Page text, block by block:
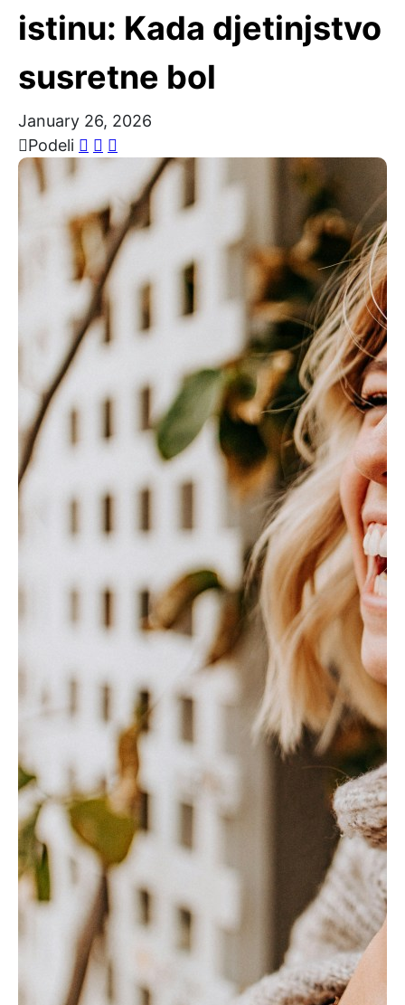
istinu: Kada djetinjstvo
susretne bol
January 26, 2026
Podeli